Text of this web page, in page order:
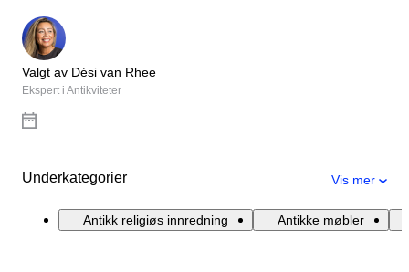
Valgt av Dési van Rhee
Ekspert i Antikviteter
Underkategorier Vis mer
Antikk religiøs innredning Antikke møbler